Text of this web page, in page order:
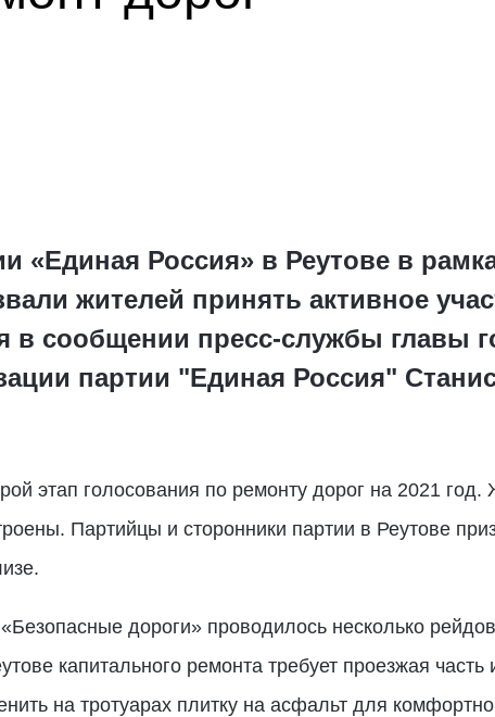
«Единая Россия» в Реутове в
жителей принять активное
в сообщении пресс-службы главы
партии "Единая Россия"
этап голосования по ремонту дорог на 2021
Партийцы и сторонники партии в Реутове
дороги» проводилось несколько
капитального ремонта требует проезжая
на тротуарах плитку на асфальт для